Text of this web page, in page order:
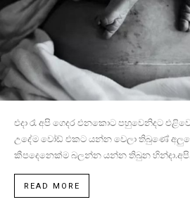
එදා රෑ අපි ගෙදර එනකොට පහුවෙනිදට
උදේම වෝඩ් එකට යන්න වෙලා තිබුණේ
කීපදෙනෙක්ම බලන්න යන්න තිබුන
READ MORE